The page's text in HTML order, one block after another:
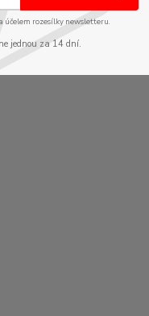
účelem rozesílky newsletteru.
jednou za 14 dní.